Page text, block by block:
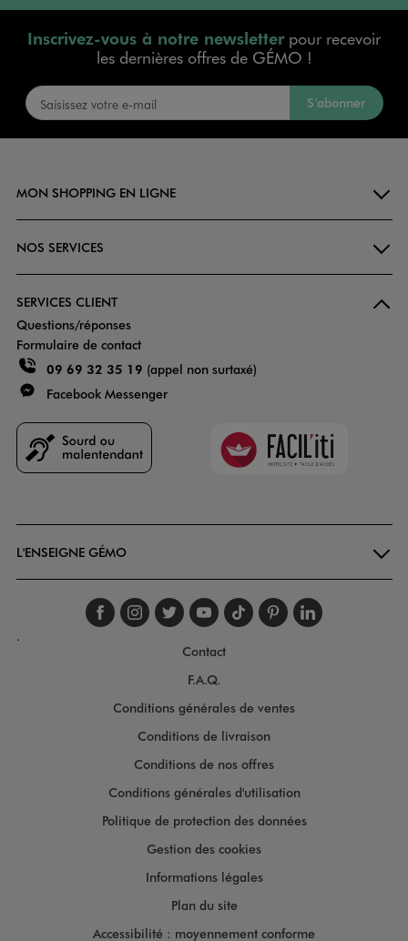
Inscrivez-vous à notre newsletterpour recevoir
les dernières offres de GÉMO !
S’abonner
MON SHOPPING EN LIGNE
NOS SERVICES
SERVICES CLIENT
Questions/réponses
Formulaire de contact
09 69 32 35 19 (appel non surtaxé)
Facebook Messenger
Faciliti
L'ENSEIGNE GÉMO
Suivez-nous sur
Suivez-nous sur
Suivez-nous sur
Suivez-nous
Suivez-nous
Suivez-
.
Contact
F.A.Q.
Conditions générales de ventes
Conditions de livraison
Conditions de nos offres
Conditions générales d'utilisation
Politique de protection des données
Gestion des cookies
Informations légales
Plan du site
Accessibilité : moyennement conforme